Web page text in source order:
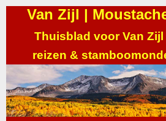
Van Zijl |
Thuisblad voor Van
reizen &